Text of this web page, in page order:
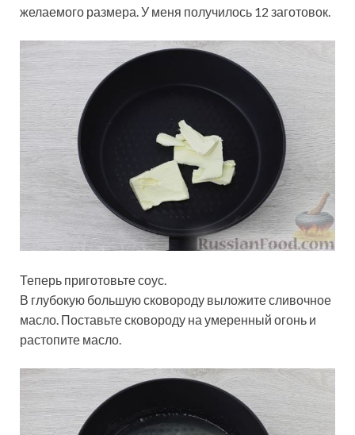
желаемого размера. У меня получилось 12 заготовок.
Теперь приготовьте соус.
В глубокую большую сковороду выложите сливочное
масло. Поставьте сковороду на умеренный огонь и
растопите масло.